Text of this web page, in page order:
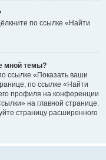
по ссылке «Найти
мной темы?
ссылке «Показать ваши
по ссылке «Найти
профиля на конференции
на главной странице.
страницу расширенного